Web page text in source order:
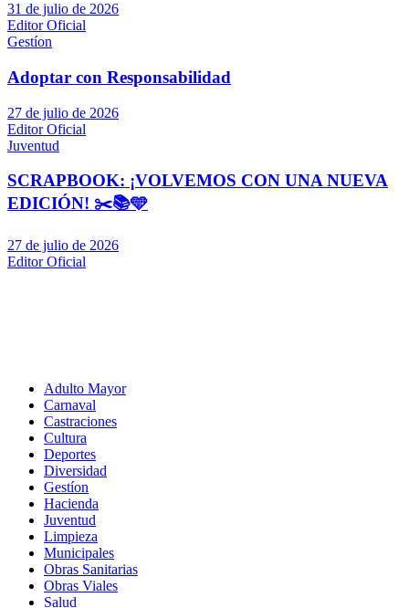
31 de julio de 2026
Editor Oficial
Gestíon
Adoptar con Responsabilidad
27 de julio de 2026
Editor Oficial
Juventud
SCRAPBOOK: ¡VOLVEMOS CON UNA NUEVA
EDICIÓN! ✂️📚🩵
27 de julio de 2026
Editor Oficial
Adulto Mayor
Carnaval
Castraciones
Cultura
Deportes
Diversidad
Gestíon
Hacienda
Juventud
Limpieza
Municipales
Obras Sanitarias
Obras Viales
Salud